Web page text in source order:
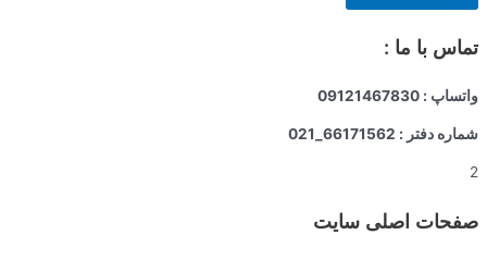
pump
quantity
تماس با ما :
واتساپ : 09121467830
شماره دفتر : 66171562_021
2
صفحات اصلی سایت